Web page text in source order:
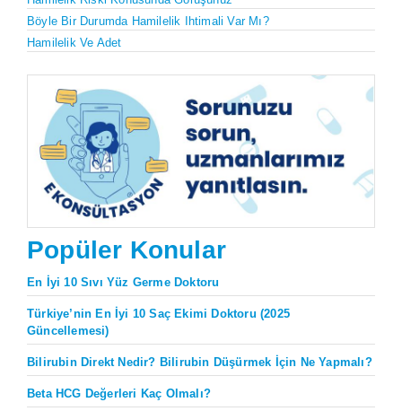
Böyle Bir Durumda Hamilelik Ihtimali Var Mı?
Hamilelik Ve Adet
Popüler Konular
En İyi 10 Sıvı Yüz Germe Doktoru
Türkiye’nin En İyi 10 Saç Ekimi Doktoru (2025
Güncellemesi)
Bilirubin Direkt Nedir? Bilirubin Düşürmek İçin Ne Yapmalı?
Beta HCG Değerleri Kaç Olmalı?